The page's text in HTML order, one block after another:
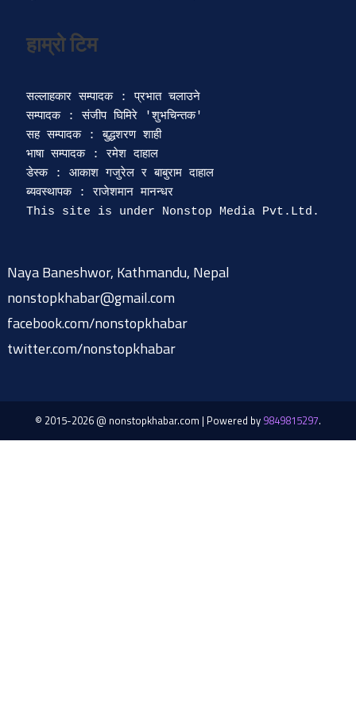
हाम्रो टिम
सल्लाहकार सम्पादक : प्रभात चलाउने
सम्पादक : संजीप घिमिरे 'शुभचिन्तक'
सह सम्पादक : बुद्धशरण शाही
भाषा सम्पादक : रमेश दाहाल
डेस्क : आकाश गजुरेल र बाबुराम दाहाल
ब्यवस्थापक : राजेशमान मानन्धर
Naya Baneshwor, Kathmandu, Nepal
nonstopkhabar@gmail.com
facebook.com/nonstopkhabar
twitter.com/nonstopkhabar
© 2015-2026 @ nonstopkhabar.com | Powered by 9849815297.